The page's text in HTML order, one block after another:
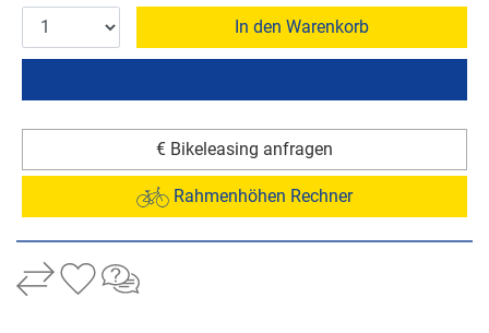
In den Warenkorb
€ Bikeleasing anfragen
Rahmenhöhen Rechner